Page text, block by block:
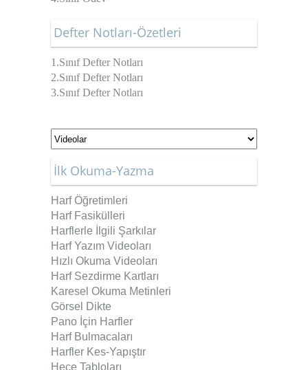
Defter Notları-Özetleri
1.Sınıf Defter Notları
2.Sınıf Defter Notları
3.Sınıf Defter Notları
İlk Okuma-Yazma
Harf Öğretimleri
Harf Fasikülleri
Harflerle İlgili Şarkılar
Harf Yazım Videoları
Hızlı Okuma Videoları
Harf Sezdirme Kartları
Karesel Okuma Metinleri
Görsel Dikte
Pano İçin Harfler
Harf Bulmacaları
Harfler Kes-Yapıştır
Hece Tabloları